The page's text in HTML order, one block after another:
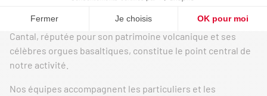
proximité de l’autoroute A75. Cette ville emblématique du
Cantal, réputée pour son patrimoine volcanique et ses
célèbres orgues basaltiques, constitue le point central de
notre activité.
Nos équipes accompagnent les particuliers et les